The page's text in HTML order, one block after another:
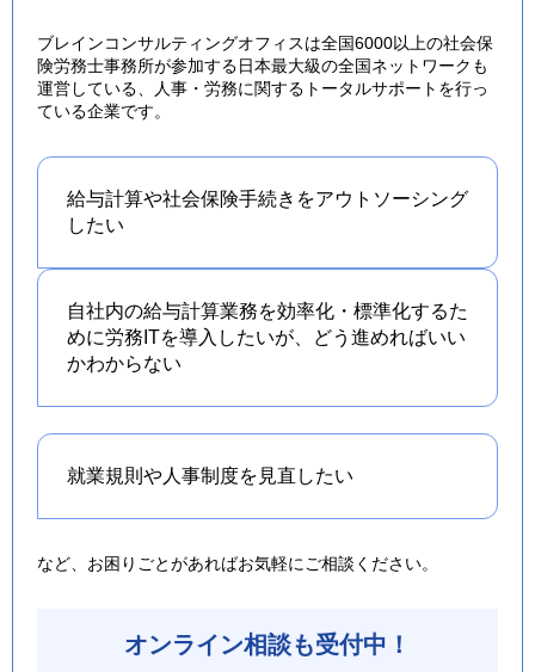
ブレインコンサルティングオフィスは全国6000以上の社会保
険労務士事務所が参加する日本最大級の全国ネットワークも
運営している、人事・労務に関するトータルサポートを行っ
ている企業です。
給与計算や社会保険手続きをアウトソーシング
したい
自社内の給与計算業務を効率化・標準化するた
めに労務ITを導入したいが、どう進めればいい
かわからない
就業規則や人事制度を 見直したい
など、お困りごとがあればお気軽にご相談ください。
オンライン相談も受付中！